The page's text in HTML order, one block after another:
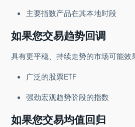
主要指数产品在其本地时段
如果您交易趋势回调
具有更平稳、持续走势的市场可能效
广泛的股票ETF
强劲宏观趋势阶段的指数
如果您交易均值回归